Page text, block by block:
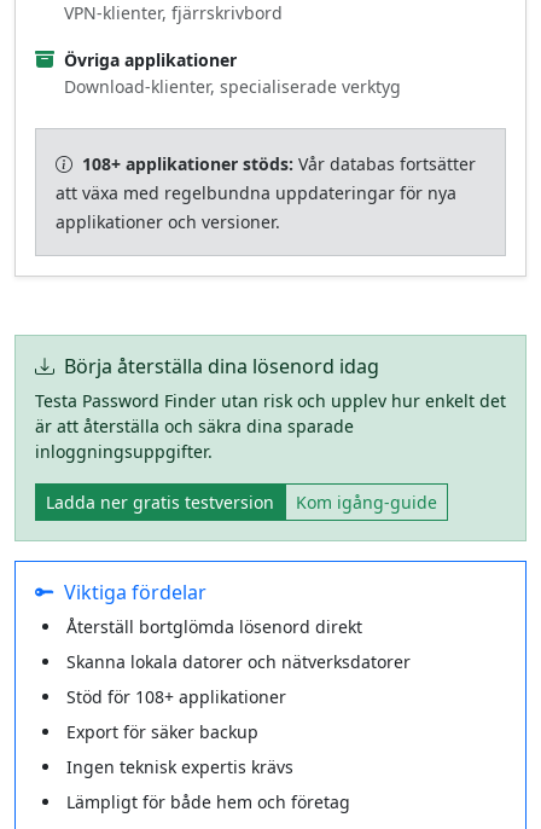
VPN‑klienter, fjärrskrivbord
Övriga applikationer
Download‑klienter, specialiserade verktyg
108+ applikationer stöds: Vår databas fortsätter
att växa med regelbundna uppdateringar för nya
applikationer och versioner.
Börja återställa dina lösenord idag
Testa Password Finder utan risk och upplev hur enkelt det
är att återställa och säkra dina sparade
inloggningsuppgifter.
Ladda ner gratis testversion Kom igång‑guide
Viktiga fördelar
Återställ bortglömda lösenord direkt
Skanna lokala datorer och nätverksdatorer
Stöd för 108+ applikationer
Export för säker backup
Ingen teknisk expertis krävs
Lämpligt för både hem och företag